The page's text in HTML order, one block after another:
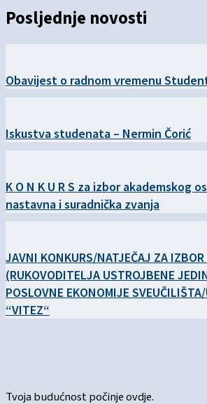
Posljednje novosti
Obavijest o radnom vremenu
Iskustva studenata – Nermin Čorić
K O N K U R S za izbor akademskog
nastavna i suradnička zvanja
JAVNI KONKURS/NATJEČAJ ZA IZBOR
(RUKOVODITELJA USTROJBENE
POSLOVNE EKONOMIJE
“VITEZ“
Tvoja budućnost počinje ovdje.